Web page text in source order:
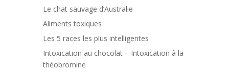
Le chat sauvage d’Australie
Aliments toxiques
Les 5 races les plus intelligentes
Intoxication au chocolat – Intoxication à la
théobromine